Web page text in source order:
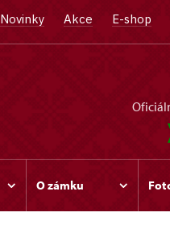
Novinky Akce E-shop
O zámku